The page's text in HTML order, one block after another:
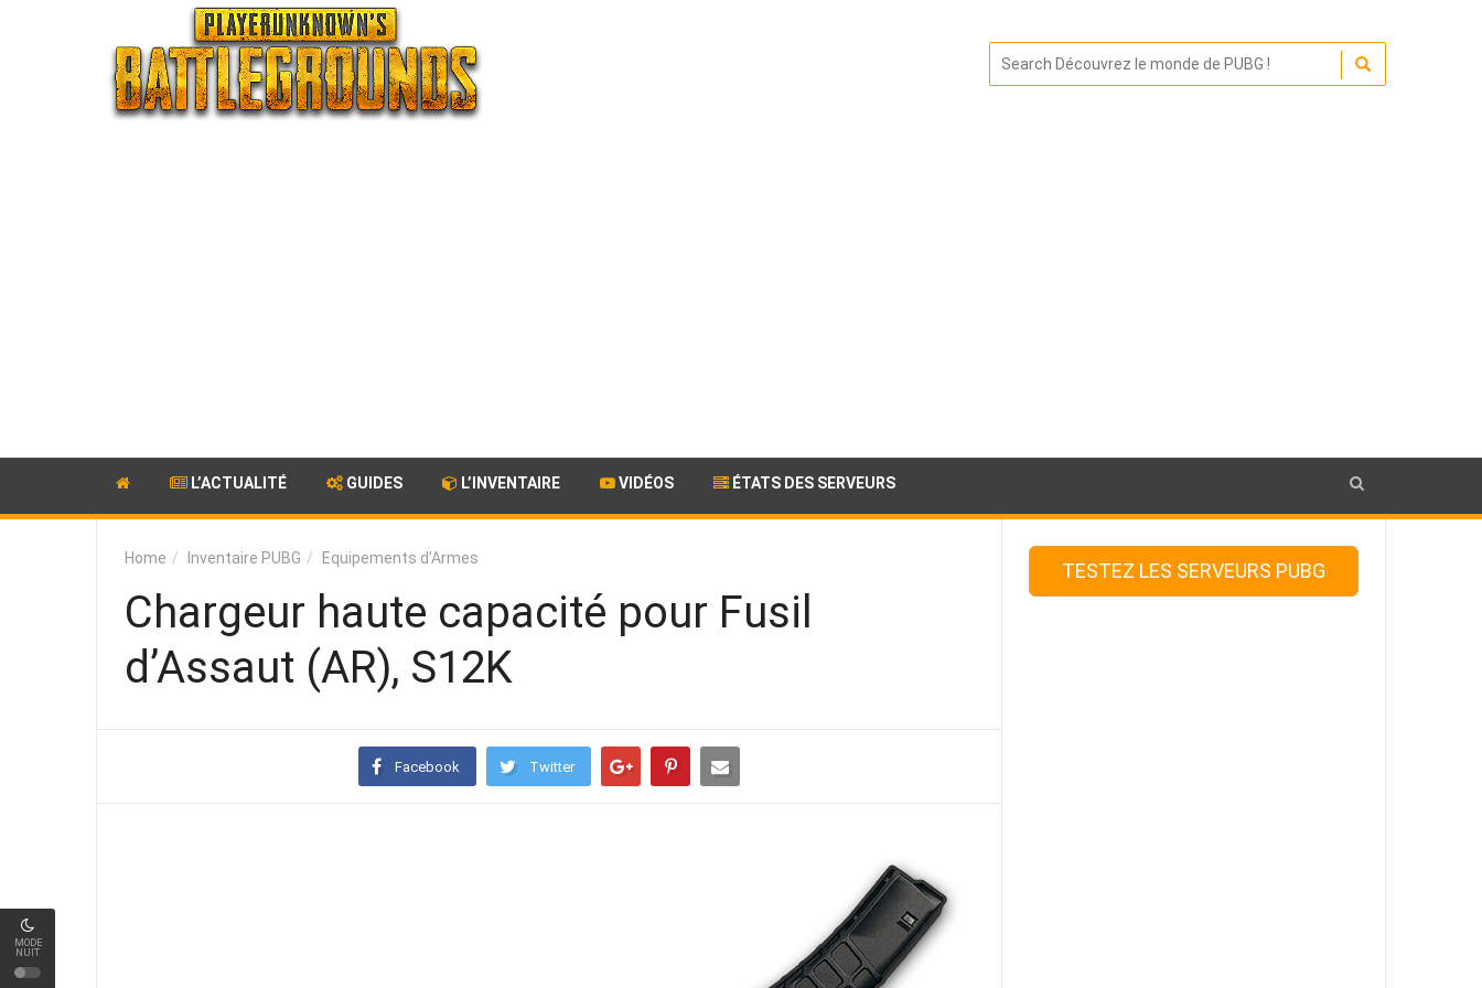
MODE
NUIT
L’ACTUALITÉ GUIDES L’INVENTAIRE VIDÉOS ÉTATS DES SERVEURS
Home Inventaire PUBG Equipements d’Armes
Chargeur haute capacité pour Fusil
d’Assaut (AR), S12K
Facebook Twitter
TESTEZ LES SERVEURS PUBG